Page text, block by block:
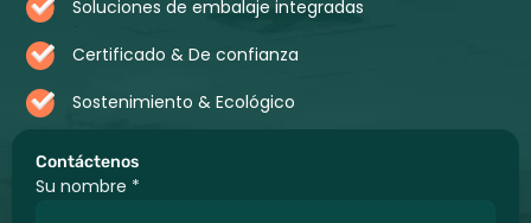
Contáctenos
Su nombre *
Soluciones de embalaje integradas
Certificado & De confianza
Sostenimiento & Ecológico